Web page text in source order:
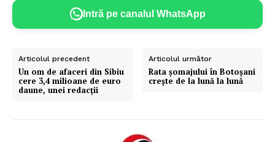
Intră pe canalul WhatsApp
Articolul precedent
Un om de afaceri din Sibiu
cere 3,4 milioane de euro
daune, unei redacții
Articolul următor
Rata șomajului în Botoșani
creşte de la lună la lună